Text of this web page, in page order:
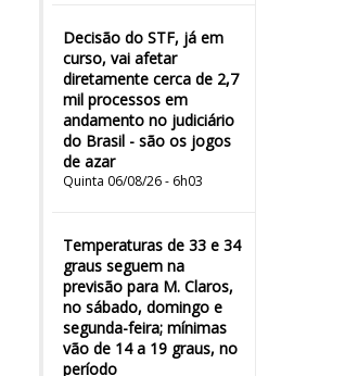
Decisão do STF, já em
curso, vai afetar
diretamente cerca de 2,7
mil processos em
andamento no judiciário
do Brasil - são os jogos
de azar
Quinta 06/08/26 - 6h03
Temperaturas de 33 e 34
graus seguem na
previsão para M. Claros,
no sábado, domingo e
segunda-feira; mínimas
vão de 14 a 19 graus, no
período